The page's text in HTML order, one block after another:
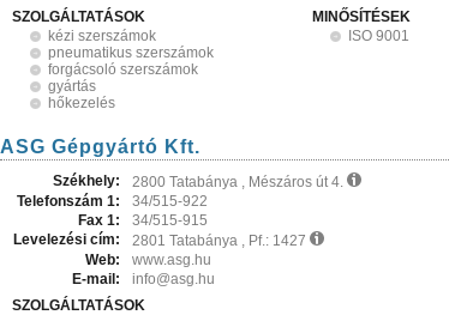
SZOLGÁLTATÁSOK
kézi szerszámok
pneumatikus szerszámok
forgácsoló szerszámok
gyártás
hőkezelés
MINŐSÍTÉSEK
ISO 9001
ASG Gépgyártó Kft.
Székhely:
2800 Tatabánya , Mészáros út 4.
Telefonszám 1:
34/515-922
Fax 1:
34/515-915
Levelezési cím:
2801 Tatabánya , Pf.: 1427
Web:
www.asg.hu
E-mail:
info@asg.hu
SZOLGÁLTATÁSOK